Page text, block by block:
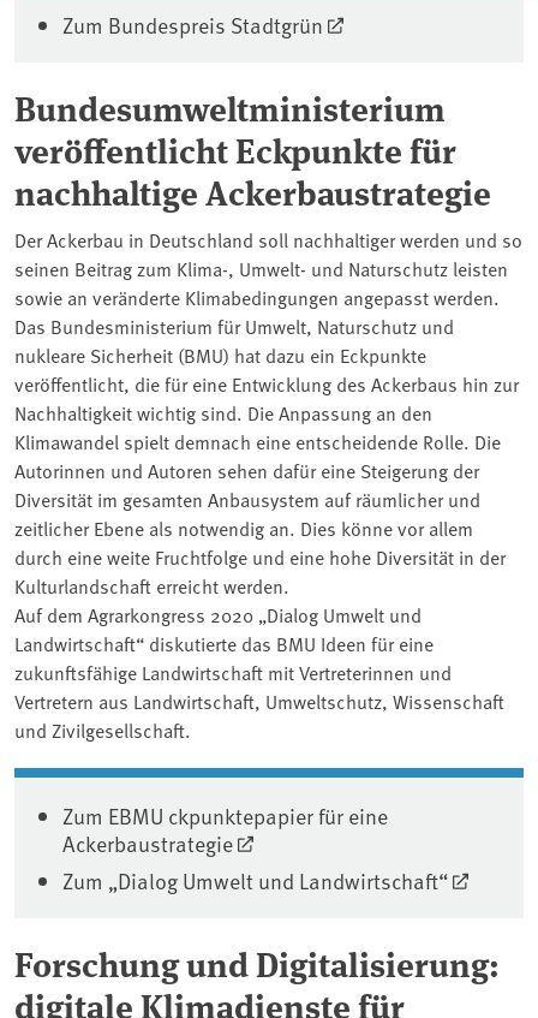
Zum Bundespreis Stadtgrün
Bundesumweltministerium
veröffentlicht Eckpunkte für
nachhaltige Ackerbaustrategie
Der Ackerbau in Deutschland soll nachhaltiger werden und so
seinen Beitrag zum Klima-, Umwelt- und Naturschutz leisten
sowie an veränderte Klimabedingungen angepasst werden.
Das Bundesministerium für Umwelt, Naturschutz und
nukleare Sicherheit (BMU) hat dazu ein Eckpunkte
veröffentlicht, die für eine Entwicklung des Ackerbaus hin zur
Nachhaltigkeit wichtig sind. Die Anpassung an den
Klimawandel spielt demnach eine entscheidende Rolle. Die
Autorinnen und Autoren sehen dafür eine Steigerung der
Diversität im gesamten Anbausystem auf räumlicher und
zeitlicher Ebene als notwendig an. Dies könne vor allem
durch eine weite Fruchtfolge und eine hohe Diversität in der
Kulturlandschaft erreicht werden.
Auf dem Agrarkongress 2020 „Dialog Umwelt und
Landwirtschaft“ diskutierte das BMU Ideen für eine
zukunftsfähige Landwirtschaft mit Vertreterinnen und
Vertretern aus Landwirtschaft, Umweltschutz, Wissenschaft
und Zivilgesellschaft.
Zum EBMU ckpunktepapier für eine
Ackerbaustrategie
Zum „Dialog Umwelt und Landwirtschaft“
Forschung und Digitalisierung:
digitale Klimadienste für